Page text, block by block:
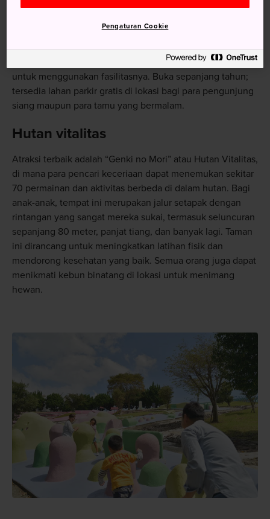
dapat mengakses berbagai restoran, toko, dan sejumlah
area luar ruangan. Namun Anda harus membayar di
berbagai area seperti taman hutan dan mata air panas
untuk menggunakan fasilitasnya. Buka sepanjang tahun;
tersedia lahan parkir gratis di lokasi bagi para pengunjung
siang maupun para tamu yang bermalam.
Hutan vitalitas
Atraksi terbaik adalah “Genki no Mori” atau Hutan Vitalitas,
di mana para pencari keceriaan dapat menemukan sekitar
70 permainan dan aktivitas berbeda di dalam hutan. Bagi
anak-anak, tempat ini merupakan jalur setapak dengan
rintangan yang sangat mereka sukai, termasuk seluncuran
sepanjang 80 meter, panjat tiang, dan banyak lagi. Taman
ini dirancang untuk meningkatkan latihan fisik dan
mendorong kesehatan yang baik. Semua orang juga dapat
menikmati kebun binatang di lokasi untuk menimang
hewan.
Pengaturan Cookie